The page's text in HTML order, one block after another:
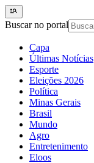
Buscar no portal
Capa
Últimas Notícias
Esporte
Eleições 2026
Política
Minas Gerais
Brasil
Mundo
Agro
Entretenimento
Eloos